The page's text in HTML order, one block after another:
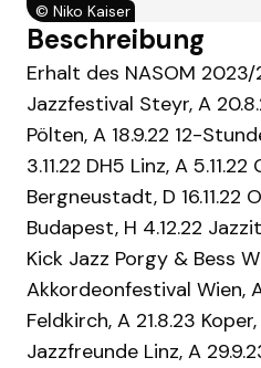
© Niko Kaiser
Beschreibung
Erhalt des NASOM 2023/
Jazzfestival Steyr, A
Pölten, A 18.9.22 12-
3.11.22 DH5 Linz, A 5.11.22
Bergneustadt, D 16.11.22
Budapest, H 4.12.22
Kick Jazz Porgy & Bess
Akkordeonfestival Wien,
Feldkirch, A 21.8.23 Koper,
Jazzfreunde Linz, A